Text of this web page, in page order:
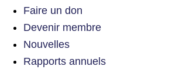
Faire un don
Devenir membre
Nouvelles
Rapports annuels